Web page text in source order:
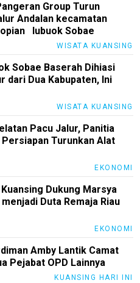
Group Turun
Andalan kecamatan
lubuok Sobae
WISATA KUANSING
Sobae Baserah Dihiasi
dari Dua Kabupaten, Ini
WISATA KUANSING
Pacu Jalur, Panitia
Turunkan Alat
EKONOMI
Dukung Marsya
menjadi Duta Remaja Riau
EKONOMI
Amby Lantik Camat
Pejabat OPD Lainnya
KUANSING HARI INI